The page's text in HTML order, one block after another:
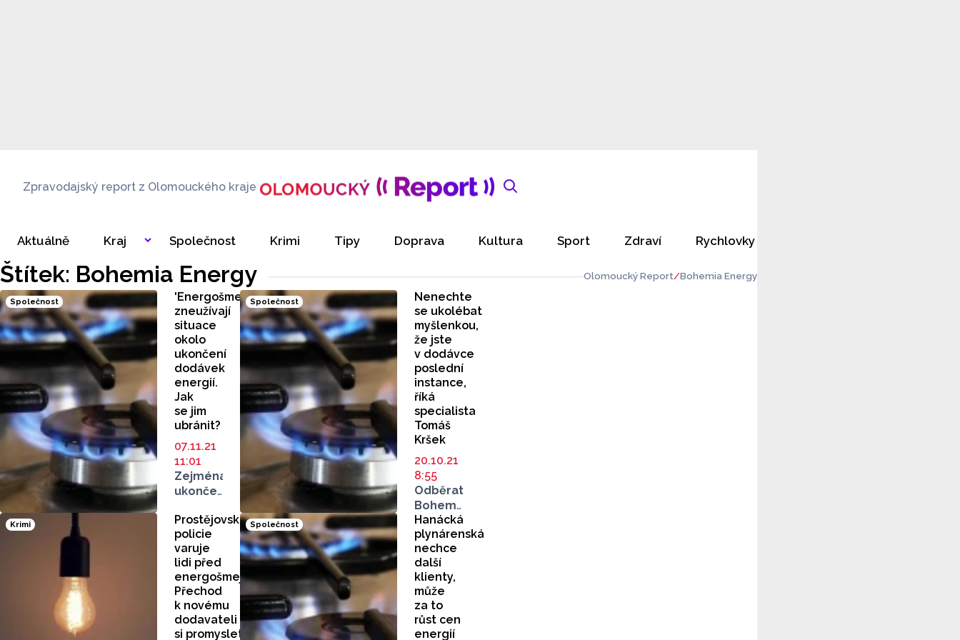
Zpravodajský report z Olomouckého kraje
Aktuálně Kraj Společnost Krimi Tipy Doprava Kultura Sport Zdraví Rychlovky
Štítek: Bohemia Energy Olomoucký Report Bohemia Energy
Společnost
'Energošmejdi'
zneužívají
situace
okolo
ukončení
dodávek
energií.
Jak
se jim
ubránit?
07.11.21
11:01
Zejména
ukončení
energií
od společnosti
Bohemia
Energy
zneužívají
'energošmejdi'.
Nabízejí
spotřebitelům
Společnost
Nenechte
se ukolébat
myšlenkou,
že jste
v dodávce
poslední
instance,
říká
specialista
Tomáš
Kršek
20.10.21
8:55
Odběratelé
Bohemia
Energy,
Skautské
energie
a dalších
jsou
momentálně
ve složité
situaci.
Krimi
Prostějovská
policie
varuje
lidi před
energošmejdy.
Přechod
k novému
dodavateli
si promyslete
Společnost
Hanácká
plynárenská
nechce
další
klienty,
může
za to
růst cen
energií